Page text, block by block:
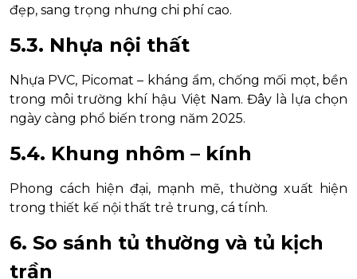
đẹp, sang trọng nhưng chi phí cao.
5.3. Nhựa nội thất
Nhựa PVC, Picomat – kháng ẩm, chống mối mọt, bền
trong môi trường khí hậu Việt Nam. Đây là lựa chọn
ngày càng phổ biến trong năm 2025.
5.4. Khung nhôm – kính
Phong cách hiện đại, mạnh mẽ, thường xuất hiện
trong thiết kế nội thất trẻ trung, cá tính.
6. So sánh tủ thường và tủ kịch
trần